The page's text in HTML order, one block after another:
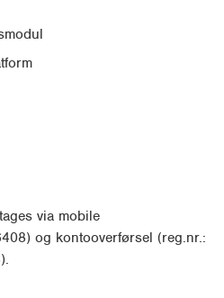
via mobile
og kontooverførsel (reg.nr.: